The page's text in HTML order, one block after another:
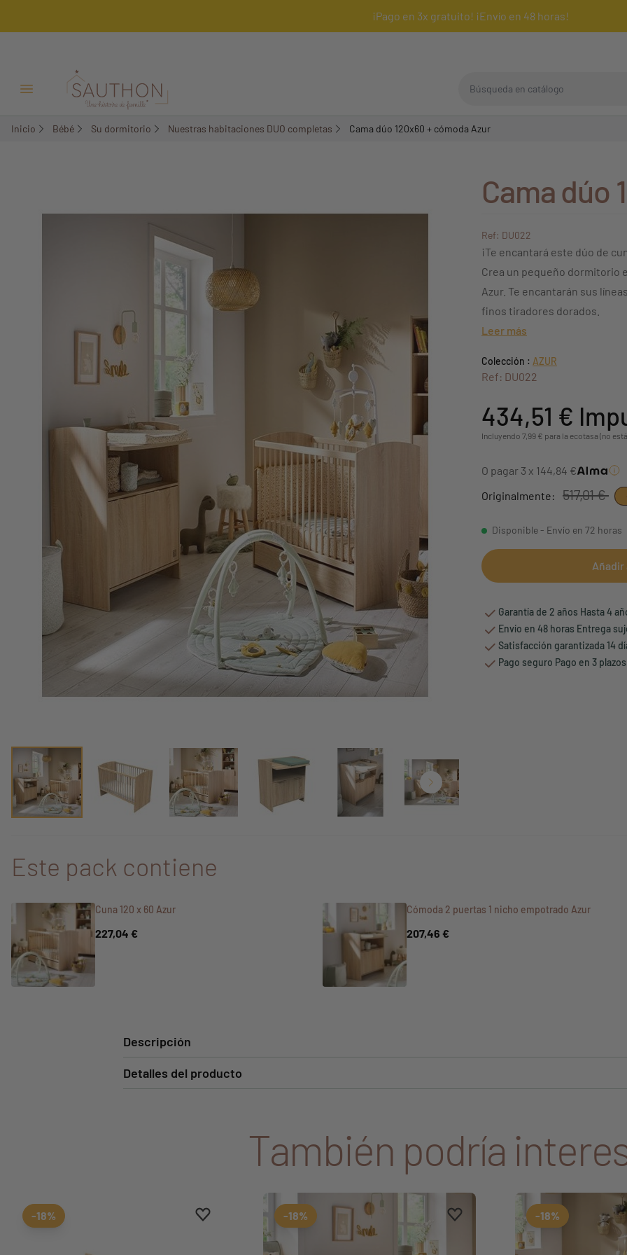
¡Pago en 3x gratuito! ¡Envío en 48 horas!
Menú Abrir/Cerrar
Inicio Bébé Su dormitorio Nuestras habitaciones DUO completas Cama dúo 120x60 + cómoda Azur
Cama dúo
Ref: DU022
¡Te encantará este dúo de
Crea un pequeño dormitorio
Azur. Te encantarán sus
finos tiradores dorados.
Leer más
Colección : AZUR
Ref: DU022
434,51 €
Incluyendo 7,99 € para la ecotasa (no
O pagar 3 x 144,84 €
Originalmente:
517,01 €
Disponible - Envío en 72 horas
Añadir
Garantía de 2 años Hasta 4
Envío en 48 horas Entrega
Satisfacción garantizada 14
Pago seguro Pago en 3
Este pack contiene
Cuna 120 x 60 Azur
227,04 €
Cómoda 2 puertas 1 nicho empotrado Azur
207,46 €
Descripción
Detalles del producto
También podría
Aggiungi ai preferiti
borrar favoritos
-18% Aggiungi ai preferiti
borrar favoritos
-18% -18%